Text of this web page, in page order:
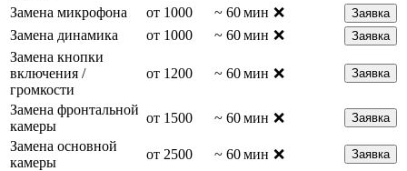
Замена микрофона от 1000 ~ 60 мин ❌ Заявка
Замена динамика от 1000 ~ 60 мин ❌ Заявка
Замена кнопки
включения /
громкости
от 1200 ~ 60 мин ❌ Заявка
Замена фронтальной
камеры
от 1500 ~ 60 мин ❌ Заявка
Замена основной
камеры
от 2500 ~ 60 мин ❌ Заявка